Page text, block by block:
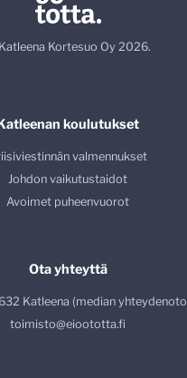
Kortesuo Oy 2026.
koulutukset
valmennukset
Johdon vaikutustaidot
Avoimet puheenvuorot
Ota yhteyttä
Katleena (median
toimisto@eioototta.fi